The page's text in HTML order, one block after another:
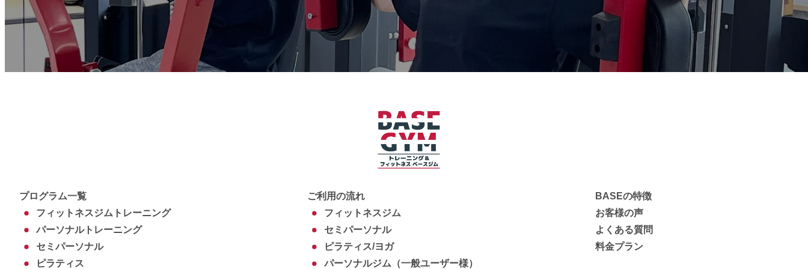
プログラム一覧
フィットネスジムトレーニング
パーソナルトレーニング
セミパーソナル
ピラティス
ご利用の流れ
フィットネスジム
セミパーソナル
ピラティス/ヨガ
パーソナルジム（一般ユーザー様）
BASEの特徴
お客様の声
よくある質問
料金プラン